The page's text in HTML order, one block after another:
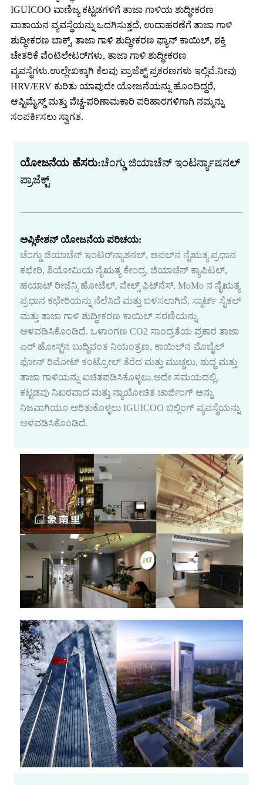
IGUICOO ವಾಣಿಜ್ಯ ಕಟ್ಟಡಗಳಿಗೆ ತಾಜಾ ಗಾಳಿಯ ಶುದ್ಧೀಕರಣ
ವಾತಾಯನ ವ್ಯವಸ್ಥೆಯನ್ನು ಒದಗಿಸುತ್ತದೆ, ಉದಾಹರಣೆಗೆ ತಾಜಾ ಗಾಳಿ
ಶುದ್ಧೀಕರಣ ಬಾಕ್ಸ್, ತಾಜಾ ಗಾಳಿ ಶುದ್ಧೀಕರಣ ಫ್ಯಾನ್ ಕಾಯಿಲ್, ಶಕ್ತಿ
ಚೇತರಿಕೆ ವೆಂಟಿಲೇಟರ್‌ಗಳು, ತಾಜಾ ಗಾಳಿ ಶುದ್ಧೀಕರಣ
ವ್ಯವಸ್ಥೆಗಳು.ಉಲ್ಲೇಖಕ್ಕಾಗಿ ಕೆಲವು ಪ್ರಾಜೆಕ್ಟ್ ಪ್ರಕರಣಗಳು ಇಲ್ಲಿವೆ.ನೀವು
HRV/ERV ಕುರಿತು ಯಾವುದೇ ಯೋಜನೆಯನ್ನು ಹೊಂದಿದ್ದರೆ,
ಆಪ್ಟಿಮೈಸ್ಡ್ ಮತ್ತು ವೆಚ್ಚ-ಪರಿಣಾಮಕಾರಿ ಪರಿಹಾರಗಳಿಗಾಗಿ ನಮ್ಮನ್ನು
ಸಂಪರ್ಕಿಸಲು ಸ್ವಾಗತ.
ಯೋಜನೆಯ ಹೆಸರು:ಚೆಂಗ್ಡು ಜಿಯಾಚೆನ್ ಇಂಟರ್ನ್ಯಾಷನಲ್
ಪ್ರಾಜೆಕ್ಟ್
ಅಪ್ಲಿಕೇಶನ್ ಯೋಜನೆಯ ಪರಿಚಯ:
ಚೆಂಗ್ಡು ಜಿಯಾಚೆನ್ ಇಂಟರ್‌ನ್ಯಾಶನಲ್, ಆಪಲ್‌ನ ನೈಋತ್ಯ ಪ್ರಧಾನ
ಕಛೇರಿ, ಶಿಯೋಮಿಯ ನೈಋತ್ಯ ಕೇಂದ್ರ, ಜಿಯಾಚೆನ್ ಕ್ಯಾಪಿಟಲ್,
ಹಯಾಟ್ ರೀಜೆನ್ಸಿ ಹೋಟೆಲ್, ವೇಲ್ಸ್ ಫಿಟ್‌ನೆಸ್, MoMo ನ ನೈಋತ್ಯ
ಪ್ರಧಾನ ಕಛೇರಿಯನ್ನು ನೆಲೆಸಿದೆ ಮತ್ತು ಬಳಸಲಾಗಿದೆ, ಸ್ಮಾರ್ಟ್ ಸೈಕಲ್
ಮತ್ತು ತಾಜಾ ಗಾಳಿ ಶುದ್ಧೀಕರಣ ಕಾಯಿಲ್ ಸರಣಿಯನ್ನು
ಅಳವಡಿಸಿಕೊಂಡಿದೆ. ಒಳಾಂಗಣ CO2 ಸಾಂದ್ರತೆಯ ಪ್ರಕಾರ ತಾಜಾ
ಏರ್ ಹೋಸ್ಟ್‌ನ ಬುದ್ಧಿವಂತ ನಿಯಂತ್ರಣ, ಕಾಯಿಲ್‌ನ ಮೊಬೈಲ್
ಫೋನ್ ರಿಮೋಟ್ ಕಂಟ್ರೋಲ್ ತೆರೆದ ಮತ್ತು ಮುಚ್ಚಲು, ಶುದ್ಧ ಮತ್ತು
ತಾಜಾ ಗಾಳಿಯನ್ನು ಖಚಿತಪಡಿಸಿಕೊಳ್ಳಲು.ಅದೇ ಸಮಯದಲ್ಲಿ,
ಕಟ್ಟಡವು ನಿಖರವಾದ ಮತ್ತು ನ್ಯಾಯೋಚಿತ ಚಾರ್ಜಿಂಗ್ ಅನ್ನು
ನಿಜವಾಗಿಯೂ ಅರಿತುಕೊಳ್ಳಲು IGUICOO ಬಿಲ್ಲಿಂಗ್ ವ್ಯವಸ್ಥೆಯನ್ನು
ಅಳವಡಿಸಿಕೊಂಡಿದೆ.